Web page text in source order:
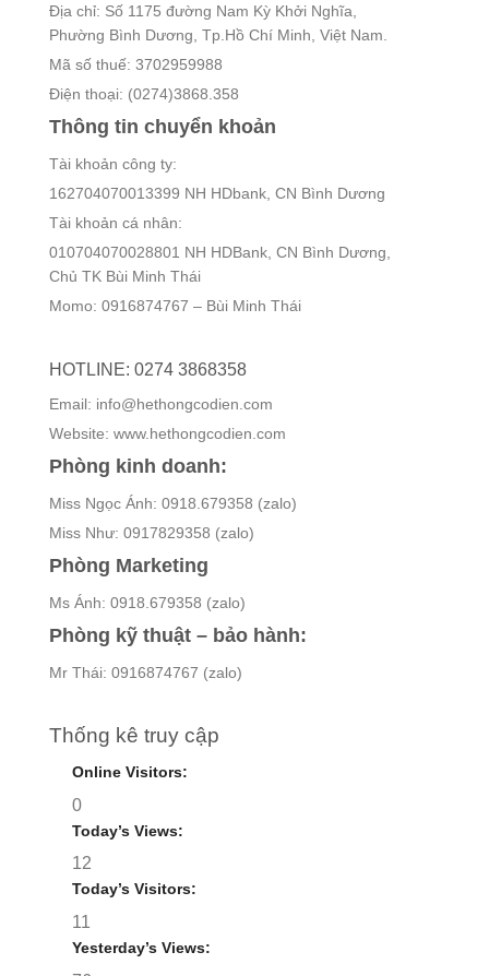
Địa chỉ: Số 1175 đường Nam Kỳ Khởi Nghĩa,
Phường Bình Dương, Tp.Hồ Chí Minh, Việt Nam.
Mã số thuế: 3702959988
Điện thoại: (0274)3868.358
Thông tin chuyển khoản
Tài khoản công ty:
162704070013399 NH HDbank, CN Bình Dương
Tài khoản cá nhân:
010704070028801 NH HDBank, CN Bình Dương,
Chủ TK Bùi Minh Thái
Momo: 0916874767 – Bùi Minh Thái
HOTLINE: 0274 3868358
Email: info@hethongcodien.com
Website: www.hethongcodien.com
Phòng kinh doanh:
Miss Ngọc Ánh: 0918.679358 (zalo)
Miss Như: 0917829358 (zalo)
Phòng Marketing
Ms Ánh: 0918.679358 (zalo)
Phòng kỹ thuật – bảo hành:
Mr Thái: 0916874767 (zalo)
Thống kê truy cập
Online Visitors:
0
Today’s Views:
12
Today’s Visitors:
11
Yesterday’s Views: